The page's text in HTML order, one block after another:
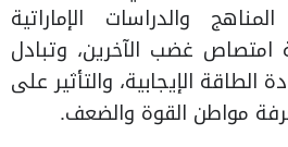
والدراسات الإماراتية
امتصاص غضب الآخرين، وتبادل
الطاقة الإيجابية، والتأثير على
مواطن القوة والضعف.